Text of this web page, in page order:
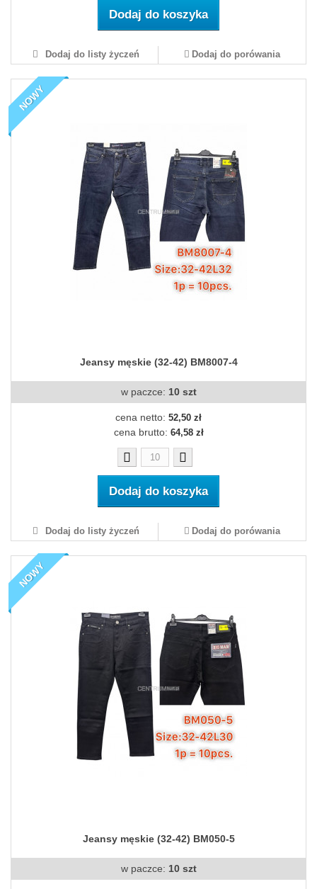
Dodaj do koszyka
Dodaj do listy życzeń Dodaj do porówania
NOWY
Jeansy męskie (32-42) BM8007-4
w paczce: 10 szt
cena netto: 52,50 zł
cena brutto: 64,58 zł
Dodaj do koszyka
Dodaj do listy życzeń Dodaj do porówania
NOWY
Jeansy męskie (32-42) BM050-5
w paczce: 10 szt